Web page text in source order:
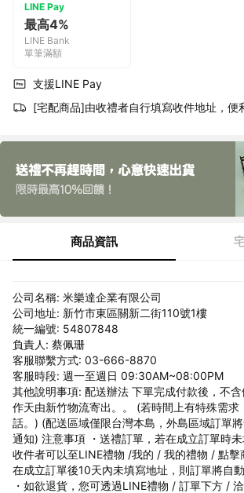
LINE Pay
最高4%
LINE Bank
單筆滿額
支援LINE Pay
[宅配商品]由收禮者自行填寫收件地址，便
商品資訊
公司名稱: 米樂達企業有限公司
公司地址: 新竹市東區關新二街110號1樓
統一編號: 54807848
負責人: 蔡佩珊
客服聯繫方式: 03-666-8870
客服時段: 週一至週日 09:30AM~08:00PM
其他說明事項: 配送辦法 下單完成付款後，不
作天由新竹物流寄出。。 (若時間上有特殊需求
話。) (配送區域僅限台灣本島，外島區域訂單
通知) 注意事項 ・送禮訂單，若在成立訂單時未
收件者可以至LINE禮物 /我的 / 我的禮物 / 點
在成立訂單後10天內未填寫地址，則訂單將自
・如欲退貨，您可透過LINE禮物 / 訂單下方 /